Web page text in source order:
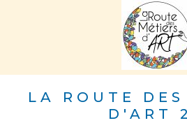
LA ROUTE DES
D'ART